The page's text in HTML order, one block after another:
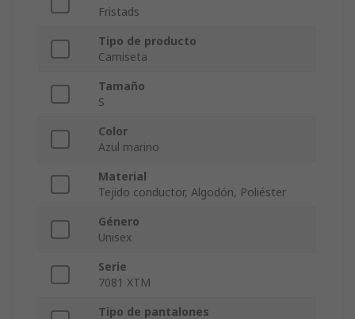
Fristads
Tipo de producto
Camiseta
Tamaño
S
Color
Azul marino
Material
Tejido conductor, Algodón, Poliéster
Género
Unisex
Serie
7081 XTM
Tipo de pantalones